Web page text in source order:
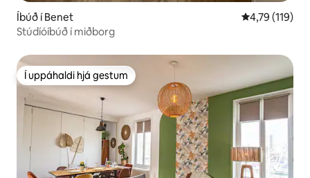
Íbúð í Benet 4,79 af 5 í
4,79 (119)
Stúdíóíbúð í miðborg
Í uppáhaldi hjá gestum
Í uppáhaldi hjá gestum